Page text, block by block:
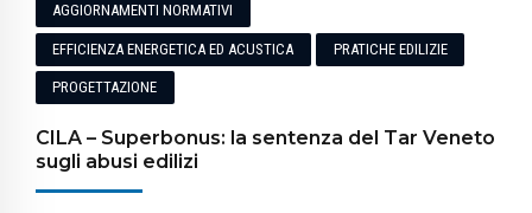
AGGIORNAMENTI NORMATIVI
EFFICIENZA ENERGETICA ED ACUSTICA PRATICHE EDILIZIE
PROGETTAZIONE
CILA – Superbonus: la sentenza del Tar Veneto
sugli abusi edilizi